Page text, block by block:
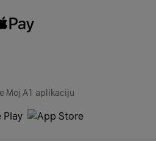
Moj A1 aplikaciju